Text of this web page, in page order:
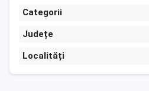
Categorii
Județe
Localități